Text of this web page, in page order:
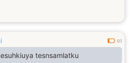
0.1
tesnsamlatku